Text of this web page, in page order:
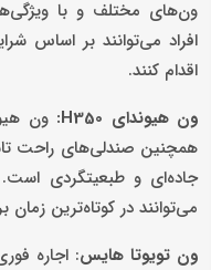
ون‌های مختلف و با
افراد می‌توانند بر اساس
اقدام کنند.
ون هیوندای H350:
همچنین صندلی‌های راحت
می‌توانند در کوتاه‌ترین زمان
ون تویوتا هایس: اجاره